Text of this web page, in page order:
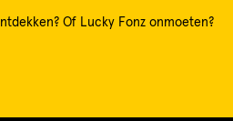
Of Lucky Fonz onmoeten?